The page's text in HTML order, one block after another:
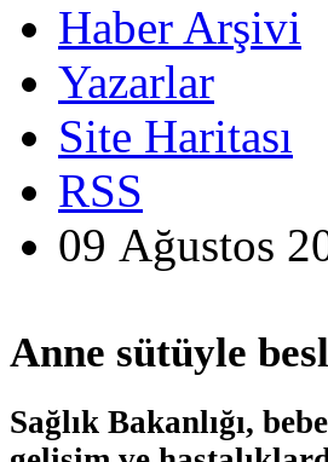
Haber Arşivi
Yazarlar
Site Haritası
RSS
09 Ağustos
Anne sütüyle
Sağlık Bakanlığı,